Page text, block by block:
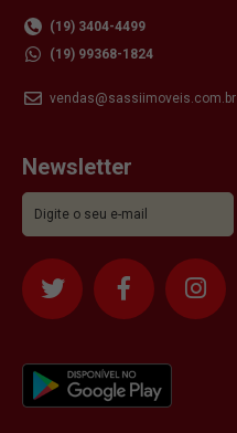
(19) 3404-4499
(19) 99368-1824
vendas@sassiimoveis.com.br
Newsletter